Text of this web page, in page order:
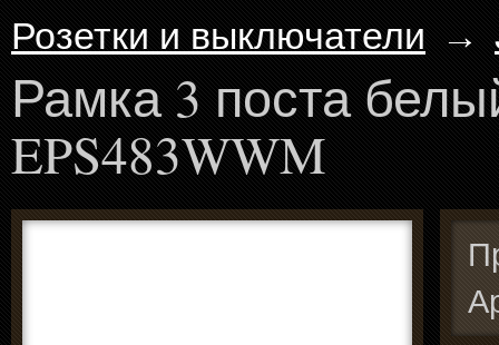
Розетки и выключатели →
Рамка 3 поста
EPS483WWM